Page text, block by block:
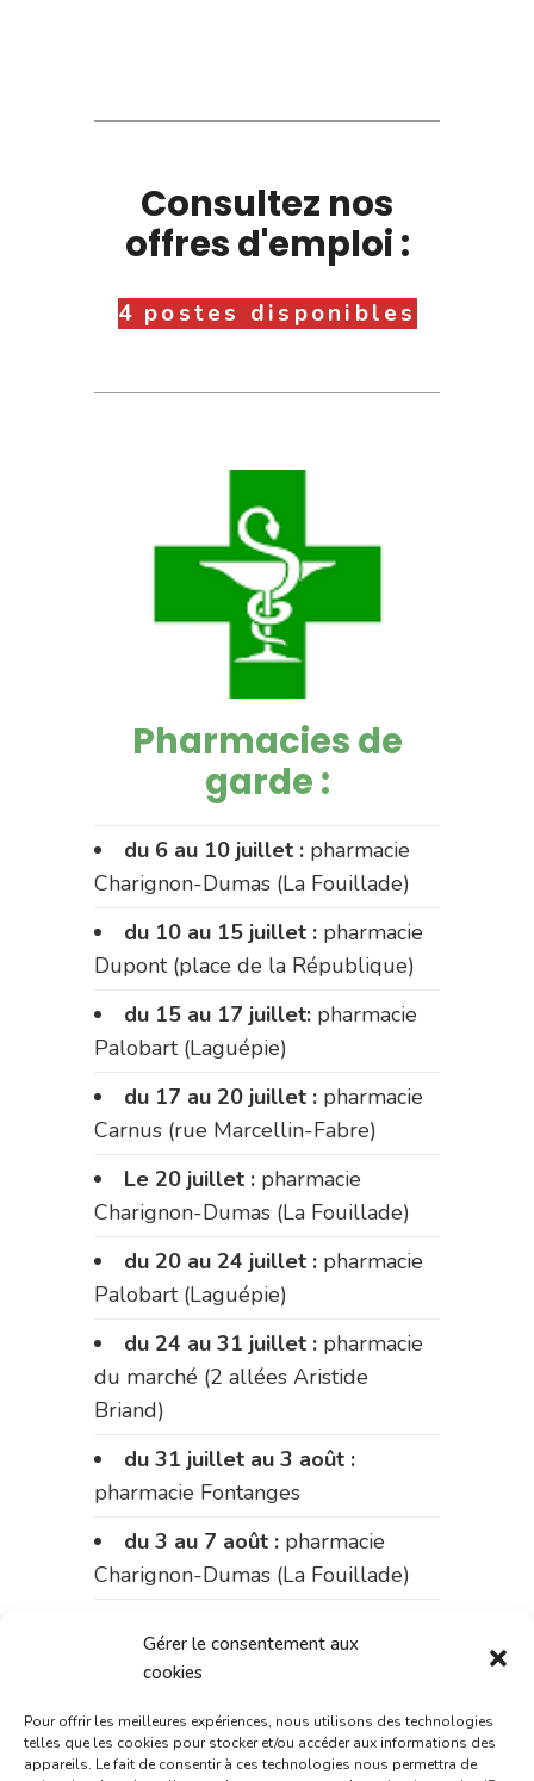
Gérer le consentement aux
cookies
Pour offrir les meilleures expériences, nous utilisons des technologies
telles que les cookies pour stocker et/ou accéder aux informations des
appareils. Le fait de consentir à ces technologies nous permettra de
Consultez nos
offres d'emploi :
4 postes disponibles
Pharmacies de
garde :
du 6 au 10 juillet : pharmacie
Charignon-Dumas (La Fouillade)
du 10 au 15 juillet : pharmacie
Dupont (place de la République)
du 15 au 17 juillet: pharmacie
Palobart (Laguépie)
du 17 au 20 juillet : pharmacie
Carnus (rue Marcellin-Fabre)
Le 20 juillet : pharmacie
Charignon-Dumas (La Fouillade)
du 20 au 24 juillet : pharmacie
Palobart (Laguépie)
du 24 au 31 juillet : pharmacie
du marché (2 allées Aristide
Briand)
du 31 juillet au 3 août :
pharmacie Fontanges
du 3 au 7 août : pharmacie
Charignon-Dumas (La Fouillade)
Bonnemaire (rue Saint-Jacques)
du marché (2 allées Aristide
Briand)